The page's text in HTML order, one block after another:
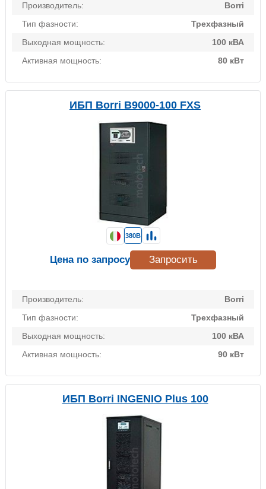
Производитель:
Borri
Тип фазности:
Трехфазный
Выходная мощность:
100 кВА
Активная мощность:
80 кВт
ИБП Borri B9000-100 FXS
Производитель:
Borri
Тип фазности:
Трехфазный
Выходная мощность:
100 кВА
Активная мощность:
90 кВт
380В
Цена по запросу Запросить
ИБП Borri INGENIO Plus 100